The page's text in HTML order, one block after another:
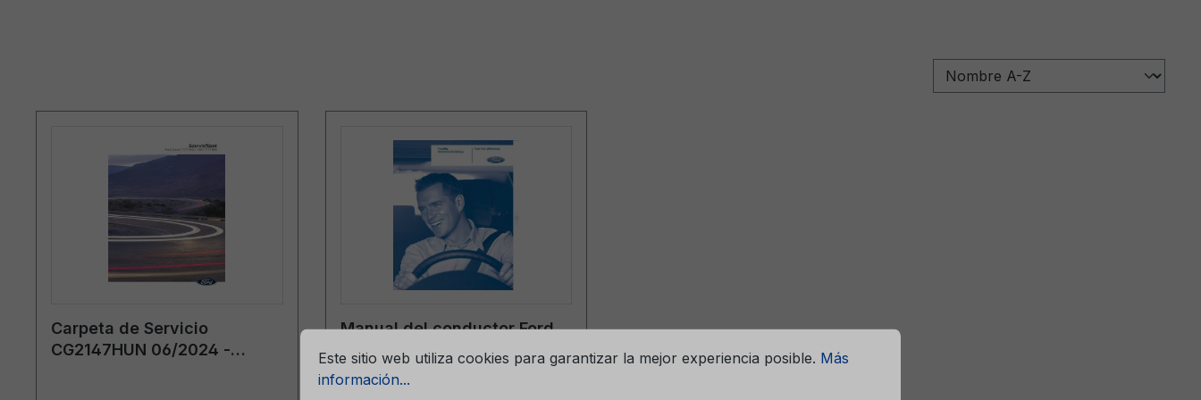
Carpeta de Servicio
CG2147HUN 06/2024 -
Manual del conductor Ford
Ka CG1388hu 12/2006 -
húngaro
Ajustes previos para cookies
la mejor experiencia posible.
Más información...
Este sitio web utiliza cookies para garantizar la mejor experiencia posible. Más
información...